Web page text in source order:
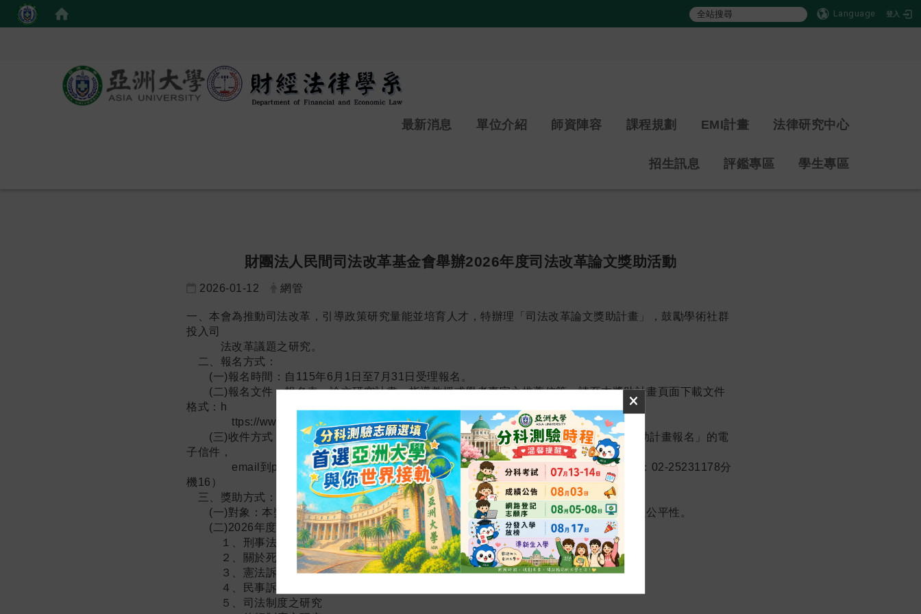
Language 登入
最新消息 單位介紹 師資陣容 課程規劃 EMI計畫 法律研究中心
招生訊息 評鑑專區 學生專區
財團法人民間司法改革基金會舉辦2026年度司法改革論文獎助活動
2026-01-12 網管
一、本會為推動司法改革，引導政策研究量能並培育人才，特辦理「司法改革論文獎助計畫」，鼓勵學術社群
投入司
法改革議題之研究。
二、報名方式：
(一)報名時間：自115年6月1日至7月31日受理報名。
(二)報名文件：報名表、論文研究計畫、指導教授或學者專家之推薦信等，請至本獎助計畫頁面下載文件
格式：h
ttps://www.jrf.org.tw/articles/3113
(三)收件方式：請將報名文件之電子檔，以信件標題主旨為「2026年度司法改革論文獎助計畫報名」的電
子信件，
email到pbz@jrf.org.tw。報名文件送出後，敬請來電確認，聯絡人：潘經理（電話：02-25231178分
機16）
三、獎助方式：
(一)對象：本獎助計畫只接受未完成之論文申請，以期達到鼓勵研究之目的、評審作業之公平性。
(二)2026年度司法改革論文重點獎助主題簡列如下：
１、刑事法相關之研究
２、關於死刑制度之實證研究
３、憲法訴訟之比較法研究
４、民事訴訟制度強化事實審之研究
５、司法制度之研究